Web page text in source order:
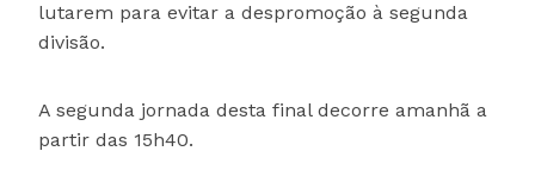
lutarem para evitar a despromoção à segunda
divisão.
A segunda jornada desta final decorre amanhã a
partir das 15h40.